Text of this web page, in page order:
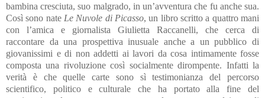
bambina cresciuta, suo malgrado, in un’avventura che fu anche sua.
Così sono nate Le Nuvole di Picasso, un libro scritto a quattro mani
con l’amica e giornalista Giulietta Raccanelli, che cerca di
raccontare da una prospettiva inusuale anche a un pubblico di
giovanissimi e di non addetti ai lavori da cosa intimamente fosse
composta una rivoluzione così socialmente dirompente. Infatti la
verità è che quelle carte sono sì testimonianza del percorso
scientifico, politico e culturale che ha portato alla fine del